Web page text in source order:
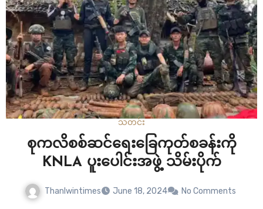
သတင်း
စုကလိစစ်ဆင်ရေးခြေကုတ်စခန်းကို
KNLA ပူးပေါင်းအဖွဲ့ သိမ်းပိုက်
Thanlwintimes June 18, 2024 No Comments